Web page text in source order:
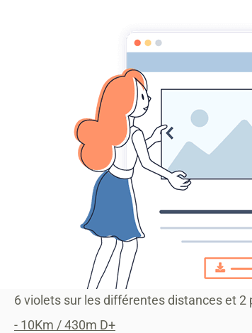
association montagrier
ECOLE VTT CENTRE SPORTS NATURE
2014 TRAIL & RAID Trail des
Trail des gorges de
Saint Mesmin
Dimanche 23 Février c'était le Trail des
6 violets sur les différentes distances et 2
- 10Km / 430m D+